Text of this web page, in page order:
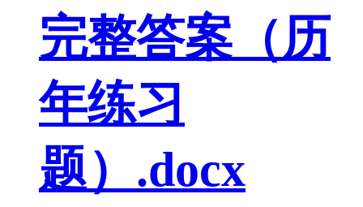
完整答案（历
年练习
题）.docx